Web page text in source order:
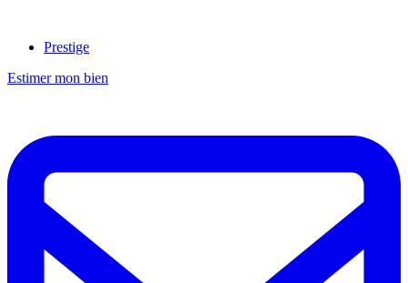
Prestige
Estimer mon bien